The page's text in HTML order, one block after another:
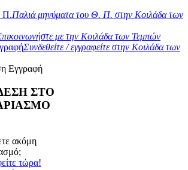
Π.Παλιά μηνύματα του Θ. Π. στην Κοιλάδα των
με την Κοιλάδα των Τεμπών
Συνδεθείτε / εγγραφείτε στην Κοιλάδα των
Εγγραφή
ΣΤΟ
ακόμη
τώρα!